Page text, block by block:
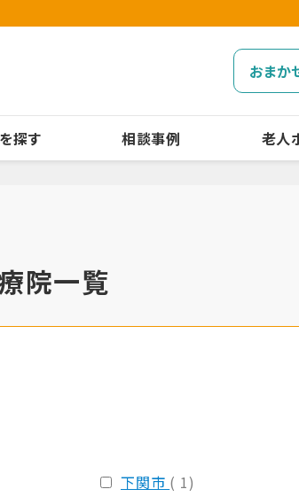
おまか
探す 相談事例 老人
院一覧
下関市 ( 1)